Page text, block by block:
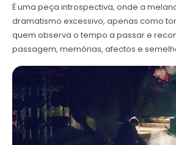
É uma peça introspectiva, onde a
dramatismo excessivo, apenas como
quem observa o tempo a passar e
passagem, memórias, afectos e